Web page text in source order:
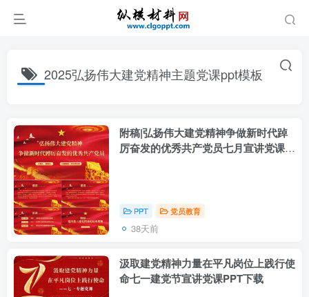
2025弘扬伟大建党精神主题党课ppt模板
附稿|弘扬伟大建党精神争做新时代踔
厉奋发的优秀共产党员七月宣讲党课
PPT 党员教育
38天前
汲取建党精神力量在平凡岗位上践行使
命七一建党节宣讲党课PPT下载